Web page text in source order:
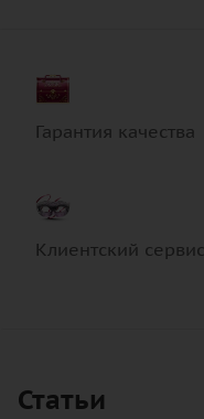
Гарантия качества
Клиентский сервис
Статьи